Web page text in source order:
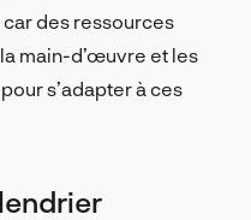
des ressources
main-d’œuvre et les
s’adapter à ces